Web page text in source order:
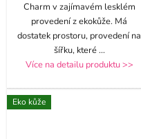
Charm v zajímavém lesklém
provedení z ekokůže. Má
dostatek prostoru, provedení na
šířku, které...
Více na detailu produktu >>
Eko kůže